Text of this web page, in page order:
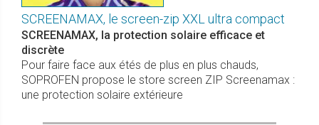
SCREENAMAX, le screen-zip XXL ultra compact
SCREENAMAX, la protection solaire efficace et
discrète
Pour faire face aux étés de plus en plus chauds,
SOPROFEN propose le store screen ZIP Screenamax :
une protection solaire extérieure